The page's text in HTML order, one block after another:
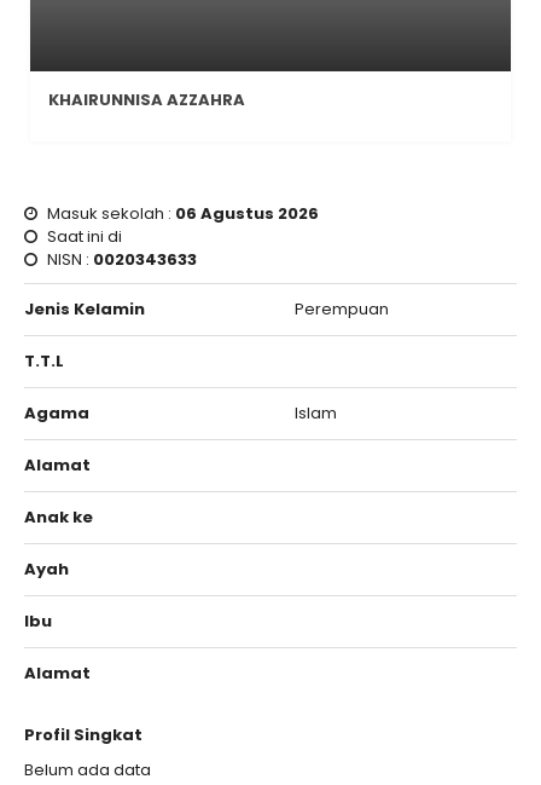
KHAIRUNNISA AZZAHRA
Masuk sekolah : 06 Agustus 2026
Saat ini di
NISN : 0020343633
Jenis Kelamin Perempuan
T.T.L
Agama Islam
Alamat
Anak ke
Ayah
Ibu
Alamat
Profil Singkat
Belum ada data